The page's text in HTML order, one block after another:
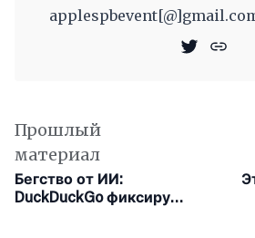
Прошлый
материал
Бегство от ИИ:
DuckDuckGo фиксирует